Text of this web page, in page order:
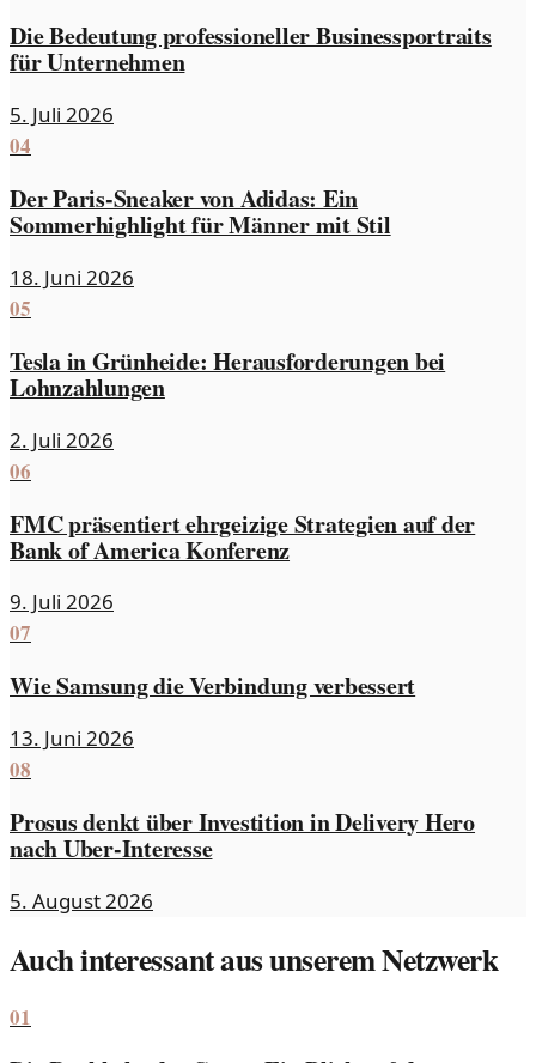
Die Bedeutung professioneller Businessportraits
für Unternehmen
5. Juli 2026
04
Der Paris-Sneaker von Adidas: Ein
Sommerhighlight für Männer mit Stil
18. Juni 2026
05
Tesla in Grünheide: Herausforderungen bei
Lohnzahlungen
2. Juli 2026
06
FMC präsentiert ehrgeizige Strategien auf der
Bank of America Konferenz
9. Juli 2026
07
Wie Samsung die Verbindung verbessert
13. Juni 2026
08
Prosus denkt über Investition in Delivery Hero
nach Uber-Interesse
5. August 2026
Auch interessant aus unserem Netzwerk
01